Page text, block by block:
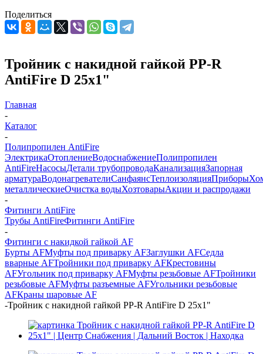
Поделиться
Тройник с накидной гайкой PP-R
AntiFire D 25х1"
Главная
-
Каталог
-
Полипропилен AntiFire
ЭлектрикаОтоплениеВодоснабжениеПолипропилен
AntiFireНасосыДетали трубопроводаКанализацияЗапорная
арматураВодонагревателиСанфаянсТеплоизоляцияПриборы
металлическиеОчистка водыХозтоварыАкции и распродажи
-
Фитинги AntiFire
Трубы AntiFireФитинги AntiFire
-
Фитинги с накидкой гайкой AF
Бурты AFМуфты под приварку AFЗаглушки AFСедла
вварные AFТройники под приварку AFКрестовины
AFУгольник под приварку AFМуфты резьбовые AFТройники
резьбовые AFМуфты разъемные AFУгольники резьбовые
AFКраны шаровые AF
-Тройник с накидной гайкой PP-R AntiFire D 25х1"